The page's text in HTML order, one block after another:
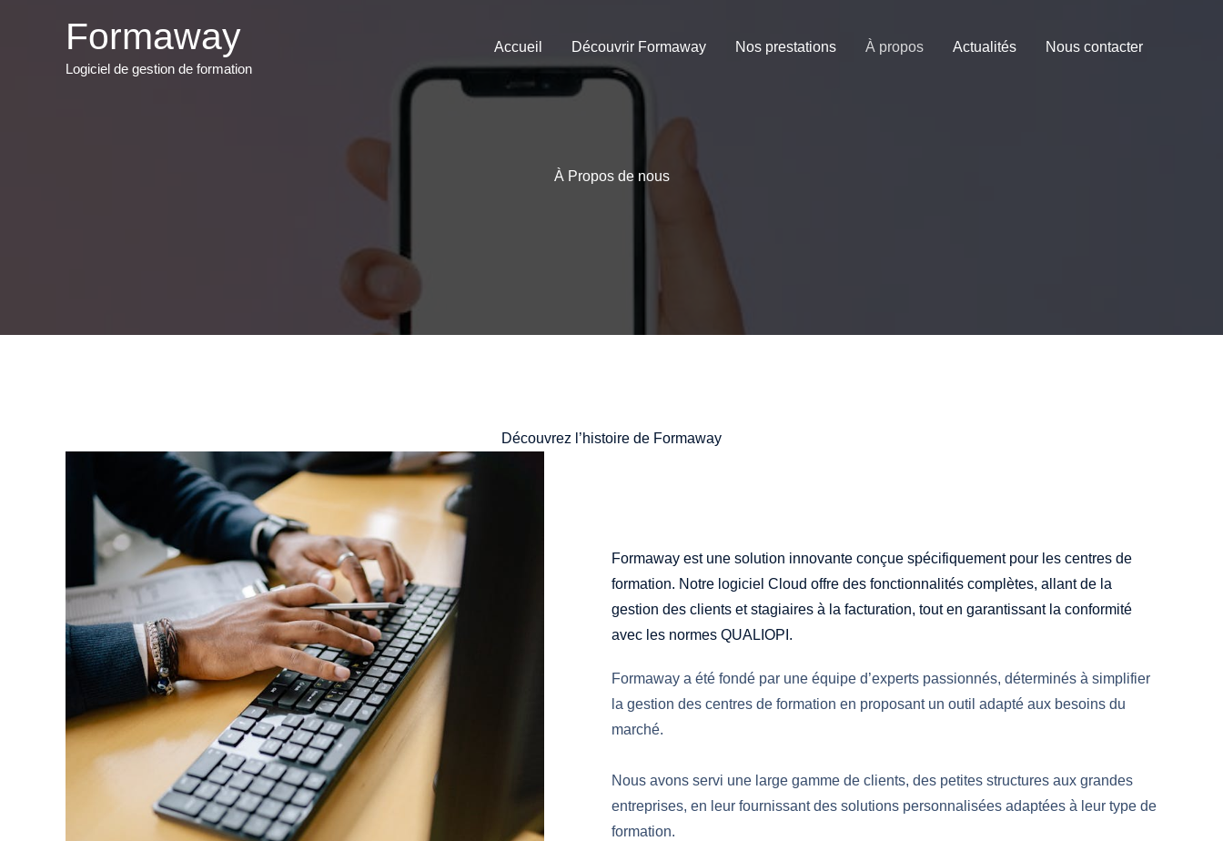
Formaway
Logiciel de gestion de formation
Accueil Découvrir Formaway Nos prestations À propos Actualités Nous contacter
À Propos de nous
Découvrez l’histoire de Formaway
Formaway est une solution innovante conçue spécifiquement pour les centres de
formation. Notre logiciel Cloud offre des fonctionnalités complètes, allant de la
gestion des clients et stagiaires à la facturation, tout en garantissant la conformité
avec les normes QUALIOPI.
Formaway a été fondé par une équipe d’experts passionnés, déterminés à simplifier
la gestion des centres de formation en proposant un outil adapté aux besoins du
marché.
Nous avons servi une large gamme de clients, des petites structures aux grandes
entreprises, en leur fournissant des solutions personnalisées adaptées à leur type de
formation.